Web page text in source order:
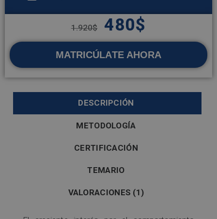
1.920$ 480$
MATRICÚLATE AHORA
DESCRIPCIÓN
METODOLOGÍA
CERTIFICACIÓN
TEMARIO
VALORACIONES (1)